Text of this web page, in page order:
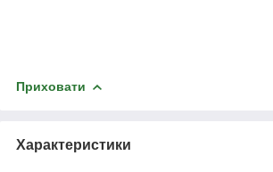
Приховати
Характеристики